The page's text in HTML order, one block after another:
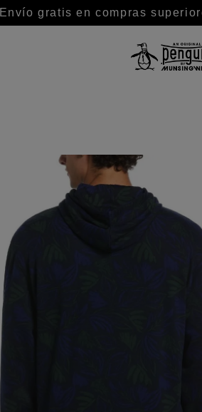
Envío gratis en compras
. chaleco puffer
remeras
5.